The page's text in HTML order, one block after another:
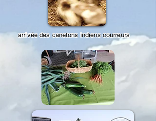
arrivée des canetons indiens courreurs